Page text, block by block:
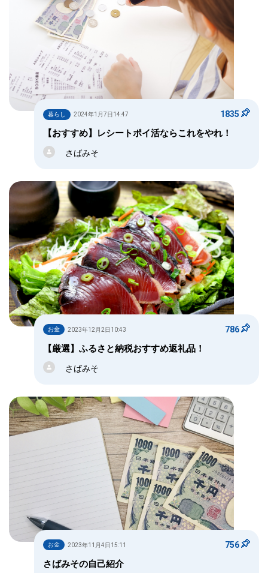
暮らし 2024年1月7日14:47 1835
【おすすめ】レシートポイ活ならこれをやれ！
さばみそ
お金 2023年12月2日10:43 786
【厳選】ふるさと納税おすすめ返礼品！
さばみそ
お金 2023年11月4日15:11 756
さばみその自己紹介